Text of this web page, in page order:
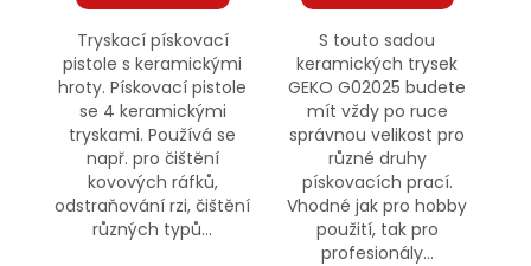
Tryskací pískovací
pistole s keramickými
hroty. Pískovací pistole
se 4 keramickými
tryskami. Používá se
např. pro čištění
kovových ráfků,
odstraňování rzi, čištění
různých typů...
S touto sadou
keramických trysek
GEKO G02025 budete
mít vždy po ruce
správnou velikost pro
různé druhy
pískovacích prací.
Vhodné jak pro hobby
použití, tak pro
profesionály...